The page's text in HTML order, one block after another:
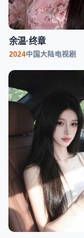
余温·终章
2024中国大陆电视剧